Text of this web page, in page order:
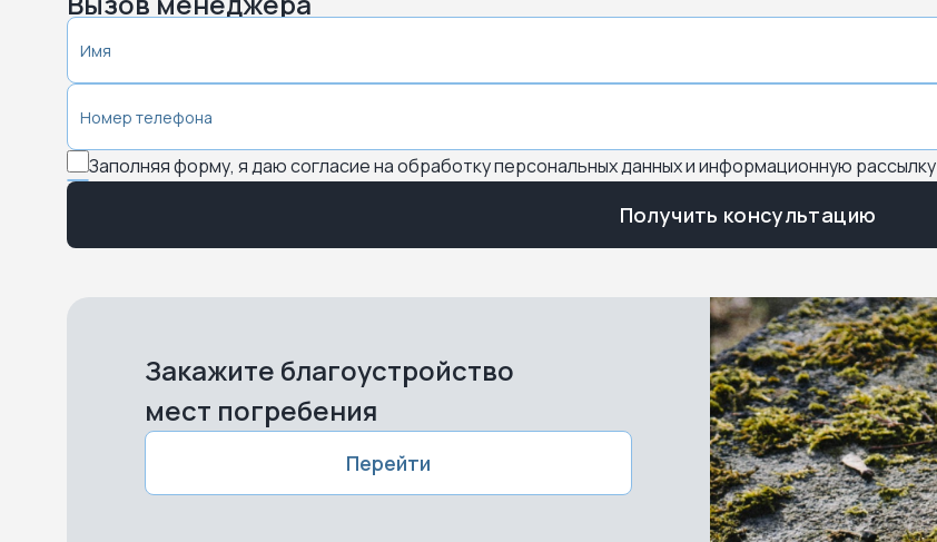
Заполняя форму, я даю согласие на обработку персональных данных и информационную рассылку
Получить консультацию
Закажите благоустройство
мест погребения
Перейти